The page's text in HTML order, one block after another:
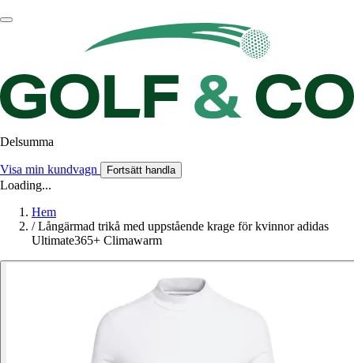
Delsumma
Visa min kundvagn Fortsätt handla
Loading...
Hem
/ Långärmad trikå med uppstående krage för kvinnor adidas
Ultimate365+ Climawarm